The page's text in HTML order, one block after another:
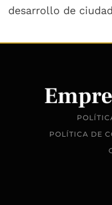
desarrollo de
POLÍTICA DE